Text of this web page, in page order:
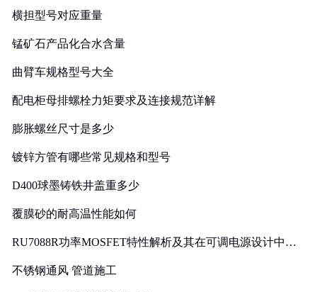
横担型号对应重量
锰矿石产品化合水含量
曲臂车规格型号大全
配电柜母排螺栓力矩要求及连接规范详解
膨胀螺丝尺寸是多少
镀锌方管有哪些常见规格和型号
D400球墨铸铁井盖重多少
覆膜砂的耐高温性能如何
RU7088R功率MOSFET特性解析及其在可调电源设计中的
不锈钢通风 管道施工